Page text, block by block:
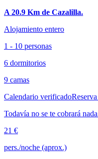
A 20.9 Km de Cazalilla.
Alojamiento entero
1 - 10 personas
6 dormitorios
9 camas
Calendario verificado
Todavía no se te cobrará
21 €
pers./noche (aprox.)